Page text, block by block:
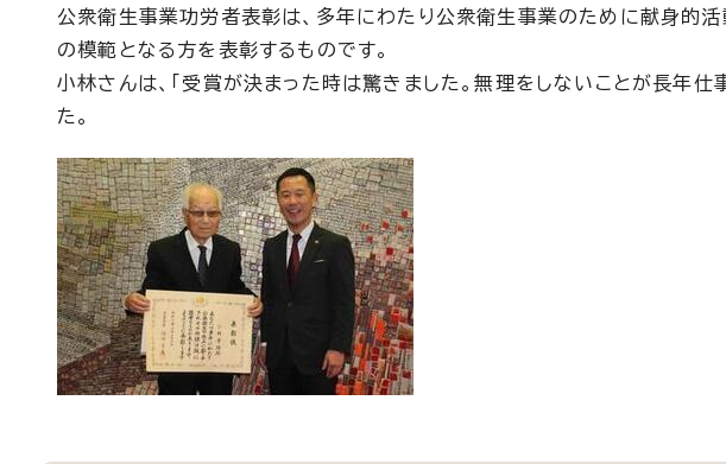
公衆衛生事業功労者表彰は、多年にわたり公衆衛生事業のために献身的
の模範となる方を表彰するものです。
小林さんは、「受賞が決まった時は驚きました。無理をしないことが長年
た。